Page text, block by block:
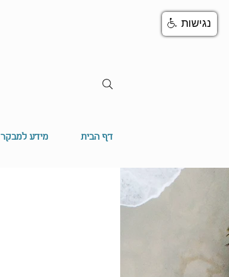
דף הבית מידע למבקר
נגישות